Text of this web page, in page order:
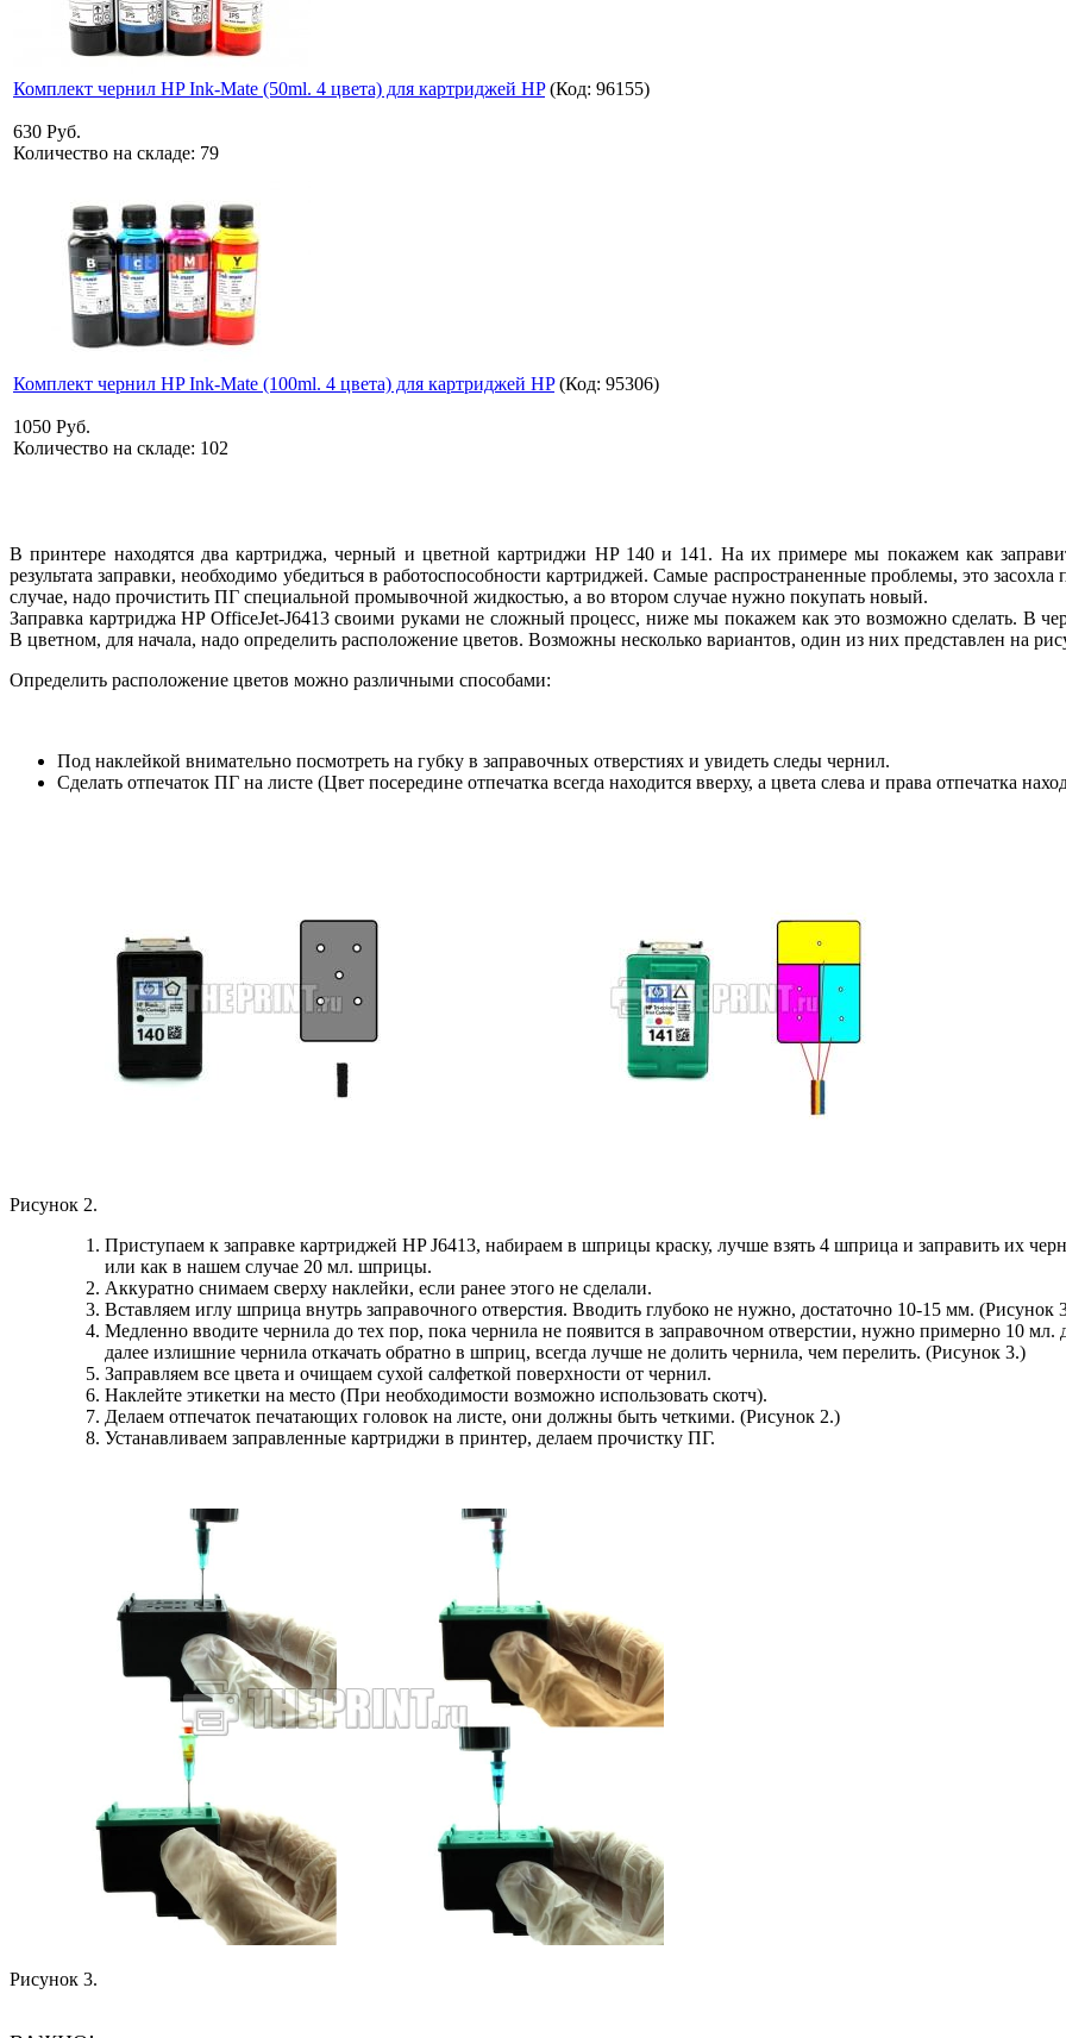
Комплект чернил HP Ink-Mate (50ml. 4 цвета) для картриджей HP (Код: 96155)
630 Руб.
Количество на складе: 79
Комплект чернил HP Ink-Mate (100ml. 4 цвета) для картриджей HP (Код: 95306)
1050 Руб.
Количество на складе: 102
В принтере находятся два картриджа, черный и цветной картриджи HP 140 и 141. На их примере мы покажем как
результата заправки, необходимо убедиться в работоспособности картриджей. Самые распространенные проблемы, это
случае, надо прочистить ПГ специальной промывочной жидкостью, а во втором случае нужно покупать новый.
Заправка картриджа HP OfficeJet-J6413 своими руками не сложный процесс, ниже мы покажем как это возможно сделать. В
В цветном, для начала, надо определить расположение цветов. Возможны несколько вариантов, один из них представлен на
Определить расположение цветов можно различными способами:
Под наклейкой внимательно посмотреть на губку в заправочных отверстиях и увидеть следы чернил.
Сделать отпечаток ПГ на листе (Цвет посередине отпечатка всегда находится вверху, а цвета слева и права отпечатка
Рисунок 2.
Приступаем к заправке картриджей HP J6413, набираем в шприцы краску, лучше взять 4 шприца и заправить их
или как в нашем случае 20 мл. шприцы.
Аккуратно снимаем сверху наклейки, если ранее этого не сделали.
Вставляем иглу шприца внутрь заправочного отверстия. Вводить глубоко не нужно, достаточно 10-15 мм. (Рисунок
Медленно вводите чернила до тех пор, пока чернила не появится в заправочном отверстии, нужно примерно 10
далее излишние чернила откачать обратно в шприц, всегда лучше не долить чернила, чем перелить. (Рисунок 3.)
Заправляем все цвета и очищаем сухой салфеткой поверхности от чернил.
Наклейте этикетки на место (При необходимости возможно использовать скотч).
Делаем отпечаток печатающих головок на листе, они должны быть четкими. (Рисунок 2.)
Устанавливаем заправленные картриджи в принтер, делаем прочистку ПГ.
Рисунок 3.